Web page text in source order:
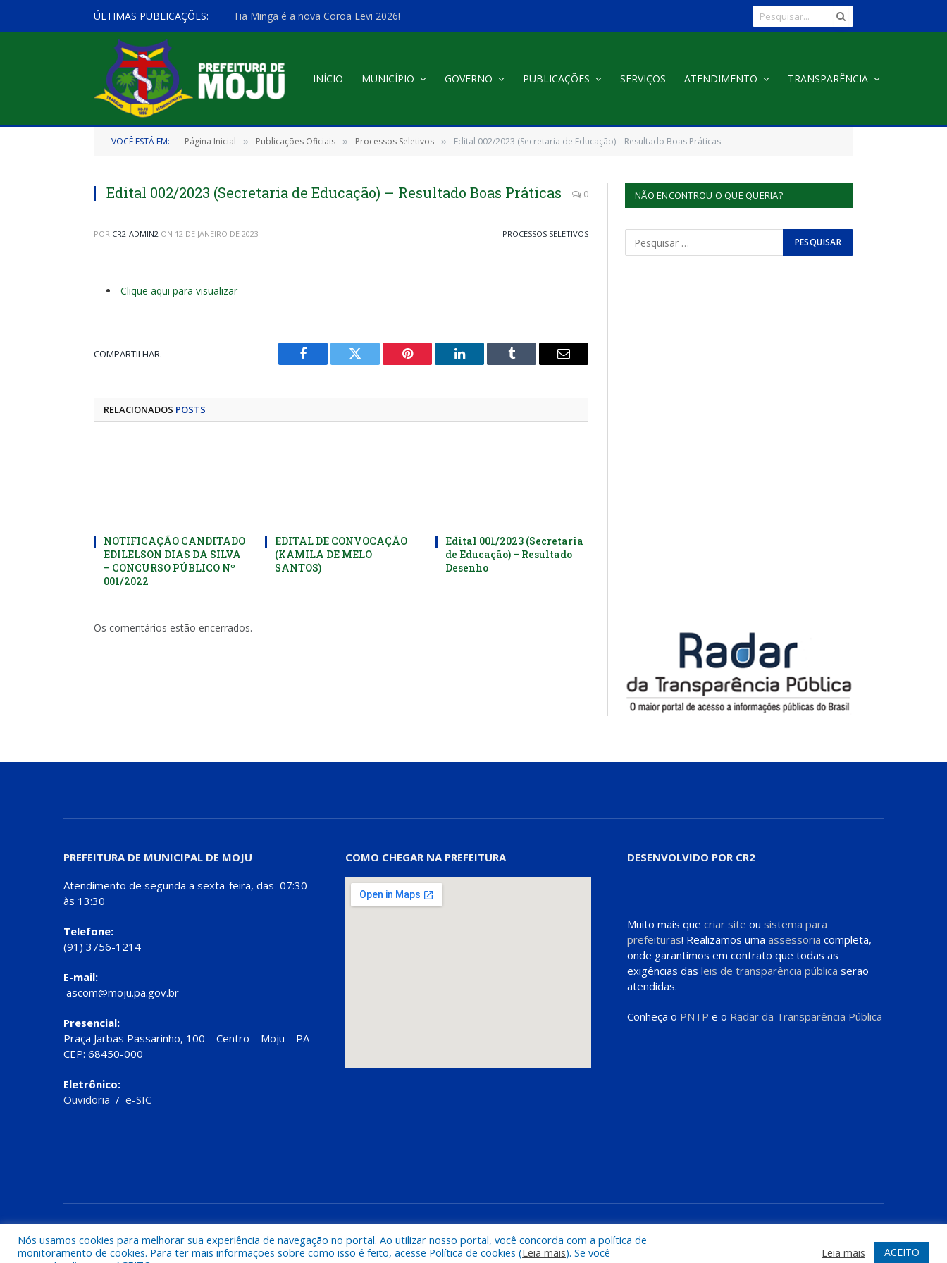
ÚLTIMAS PUBLICAÇÕES: Tia Minga é a nova Coroa Levi 2026!
INÍCIO MUNICÍPIO GOVERNO PUBLICAÇÕES SERVIÇOS ATENDIMENTO TRANSPARÊNCIA
VOCÊ ESTÁ EM: Página Inicial » Publicações Oficiais » Processos Seletivos » Edital 002/2023 (Secretaria de Educação) – Resultado Boas Práticas
Edital 002/2023 (Secretaria de Educação) – Resultado Boas Práticas 0
POR CR2-ADMIN2 ON 12 DE JANEIRO DE 2023 PROCESSOS SELETIVOS
Clique aqui para visualizar
COMPARTILHAR.
Facebook Twitter Pinterest LinkedIn Tumblr
E-
RELACIONADOS POSTS
NOTIFICAÇÃO CANDITADO
EDILELSON DIAS DA SILVA
– CONCURSO PÚBLICO Nº
001/2022
EDITAL DE CONVOCAÇÃO
(KAMILA DE MELO
SANTOS)
Edital 001/2023 (Secretaria
de Educação) – Resultado
Desenho
Os comentários estão encerrados.
NÃO ENCONTROU O QUE QUERIA?
PREFEITURA DE MUNICIPAL DE MOJU
Atendimento de segunda a sexta-feira, das 07:30
às 13:30
Telefone:
(91) 3756-1214
E-mail:
ascom@moju.pa.gov.br
Presencial:
Praça Jarbas Passarinho, 100 – Centro – Moju – PA
CEP: 68450-000
Eletrônico:
Ouvidoria / e-SIC
COMO CHEGAR NA PREFEITURA DESENVOLVIDO POR CR2
Muito mais que criar site ou sistema para
prefeituras! Realizamos uma assessoria completa,
onde garantimos em contrato que todas as
exigências das leis de transparência pública serão
atendidas.
Conheça o PNTP e o Radar da Transparência Pública
Nós usamos cookies para melhorar sua experiência de navegação no portal. Ao utilizar nosso portal, você concorda com a política de
monitoramento de cookies. Para ter mais informações sobre como isso é feito, acesse Política de cookies (Leia mais). Se você
Leia mais ACEITO